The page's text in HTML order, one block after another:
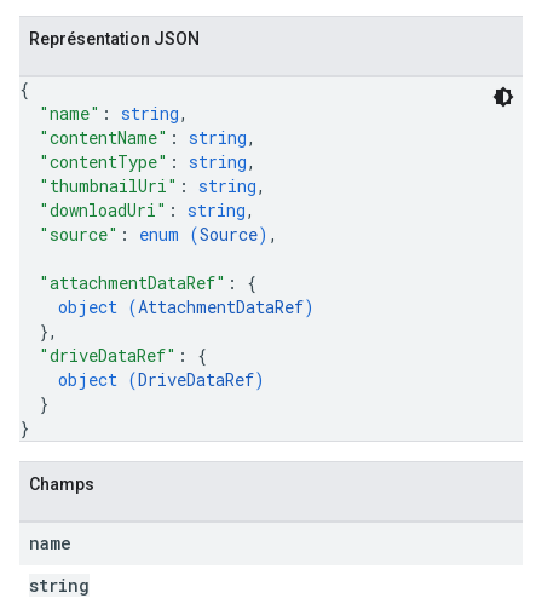
Représentation JSON
{
"name" : string,
"contentName" : string,
"contentType" : string,
"thumbnailUri" : string,
"downloadUri" : string,
"source" : enum (Source) ,
"attachmentDataRef" : {
object (AttachmentDataRef)
},
"driveDataRef" : {
object (DriveDataRef)
}
}
Champs
name
string